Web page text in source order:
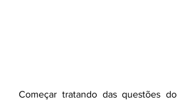
Começar tratando das questões do